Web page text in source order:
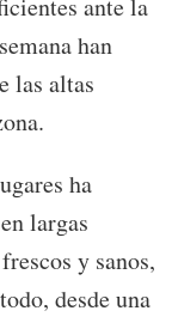
ante la
han
las altas
ha
largas
y sanos,
desde una